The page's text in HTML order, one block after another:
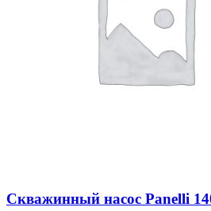
Скважинный насос Panelli